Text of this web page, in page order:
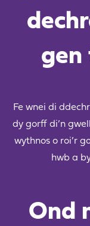
gen
Fe wnei di
dy gorff di’n
wythnos o roi’r
hwb a
Ond